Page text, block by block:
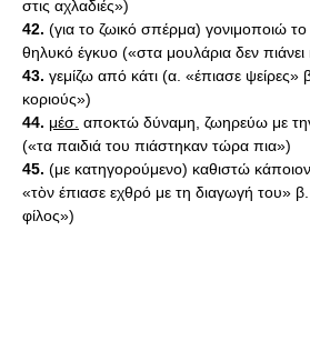
στις αχλαδιές»)
42. (για το ζωικό σπέρμα) γονιμοποιώ
θηλυκό έγκυο («στα μουλάρια δεν
43. γεμίζω από κάτι (α. «έπιασε ψείρες»
κοριούς»)
44. μέσ. αποκτώ δύναμη, ζωηρεύω με την
(«τα παιδιά του πιάστηκαν τώρα πια»)
45. (με κατηγορούμενο) καθιστώ
«τὸν έπιασε εχθρό με τη διαγωγή του» β.
φίλος»)